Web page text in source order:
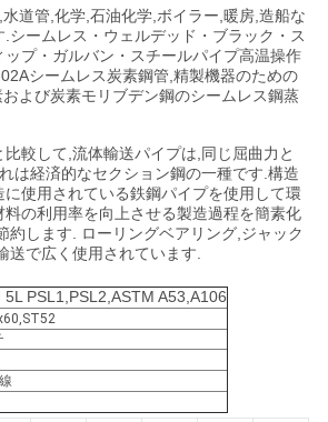
道管,化学,石油化学,ボイラー,暖房,造船な
.シームレス・ウェルデッド・ブラック・ス
プ・ガルバン・スチールパイプ高温操作
シームレス炭素鋼管,精製機器のための
よび炭素モリブデン鋼のシームレス鋼蒸
較して,流体輸送パイプは,同じ屈曲力と
は経済的なセクション鋼の一種です.構造
使用されている鉄鋼パイプを使用して環
の利用率を向上させる製造過程を簡素化
約します. ローリングベアリング,ジャック
送で広く使用されています.
5L PSL1,PSL2,ASTM A53,A106